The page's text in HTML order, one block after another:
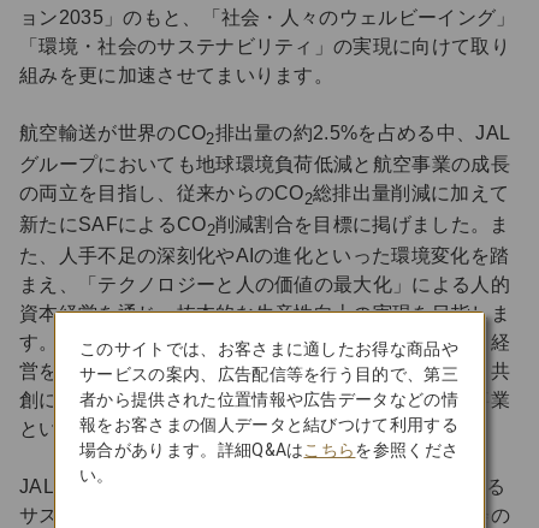
ョン2035」のもと、「社会・人々のウェルビーイング」
「環境・社会のサステナビリティ」の実現に向けて取り
組みを更に加速させてまいります。
航空輸送が世界のCO2排出量の約2.5%を占める中、JAL
グループにおいても地球環境負荷低減と航空事業の成長
の両立を目指し、従来からのCO2総排出量削減に加えて
新たにSAFによるCO2削減割合を目標に掲げました。ま
た、人手不足の深刻化やAIの進化といった環境変化を踏
まえ、「テクノロジーと人の価値の最大化」による人的
資本経営を通じ、抜本的な生産性向上の実現を目指しま
す。さらに、守りだけでなく攻めのサステナビリティ経
営を推進するべく、「移動を通じた関係・つながり」共
創によるウェルビーイング事業、次世代モビリティ事業
といった社会価値起点での事業創造にも挑戦します。
JALグループは、心はずむつながりが社会全体に広がる
サステナブルでウェルビーイングな未来に向け、社会の
このサイトでは、お客さまに適したお得な商品や
サービスの案内、広告配信等を行う目的で、第三
者から提供された位置情報や広告データなどの情
報をお客さまの個人データと結びつけて利用する
場合があります。詳細Q&Aはこちらを参照くださ
い。